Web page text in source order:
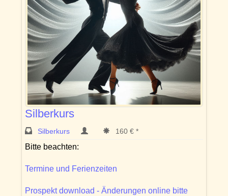
Silberkurs
Silberkurs 160 € *
Bitte beachten:
Termine und Ferienzeiten
Prospekt download - Änderungen online bitte